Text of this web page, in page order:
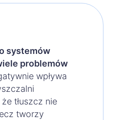
systemów
problemów
wpływa
tłuszcz nie
tworzy